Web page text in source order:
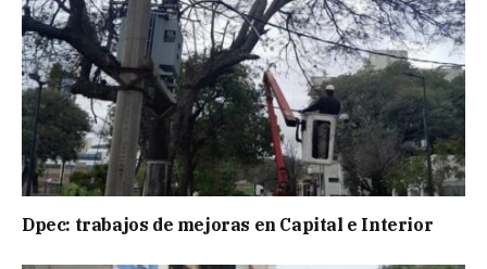
Dpec: trabajos de mejoras en Capital e Interior